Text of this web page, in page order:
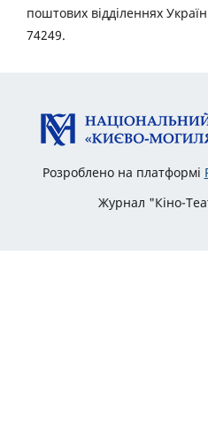
поштових відділеннях
74249.
Розроблено на платформі
Журнал "Кіно-